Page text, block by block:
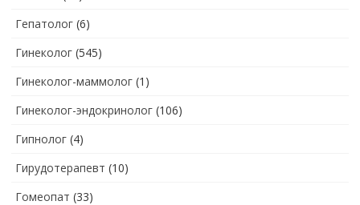
Гепатолог (6)
Гинеколог (545)
Гинеколог-маммолог (1)
Гинеколог-эндокринолог (106)
Гипнолог (4)
Гирудотерапевт (10)
Гомеопат (33)